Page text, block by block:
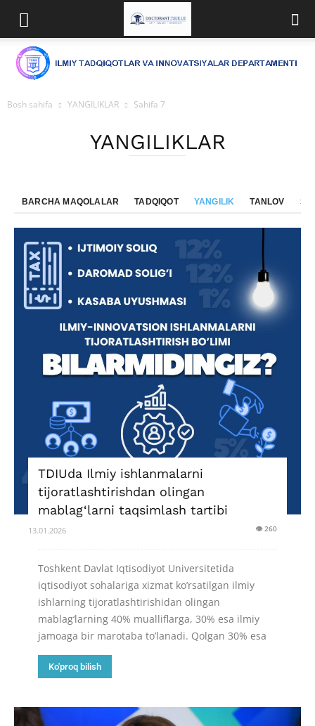
Bosh sahifa YANGILIKLAR Sahifa 7
YANGILIKLAR
BARCHA MAQOLALAR TADQIQOT YANGILIK TANLOV
TDIUda Ilmiy ishlanmalarni
tijoratlashtirishdan olingan
mablag‘larni taqsimlash tartibi
13.01.2026 👁 260
Toshkent Davlat Iqtisodiyot Universitetida
iqtisodiyot sohalariga xizmat ko’rsatilgan ilmiy
ishlarning tijoratlashtirishidan olingan
mablag‘larning 40% mualliflarga, 30% esa ilmiy
jamoaga bir marotaba to’lanadi. Qolgan 30% esa
Ko'proq bilish